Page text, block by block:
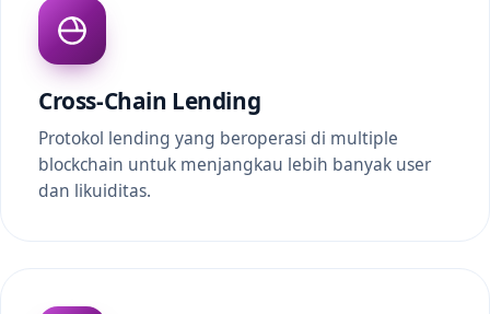
Cross-Chain Lending
Protokol lending yang beroperasi di multiple
blockchain untuk menjangkau lebih banyak user
dan likuiditas.